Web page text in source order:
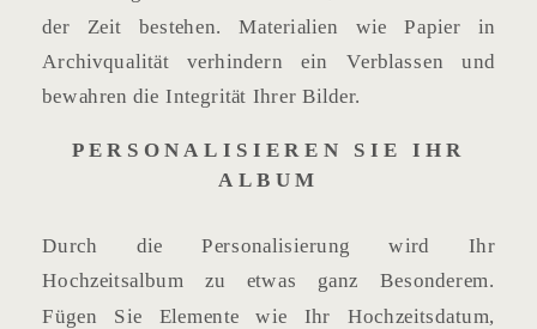
der Zeit bestehen. Materialien wie Papier in
Archivqualität verhindern ein Verblassen und
bewahren die Integrität Ihrer Bilder.
PERSONALISIEREN SIE IHR
ALBUM
Durch die Personalisierung wird Ihr
Hochzeitsalbum zu etwas ganz Besonderem.
Fügen Sie Elemente wie Ihr Hochzeitsdatum,